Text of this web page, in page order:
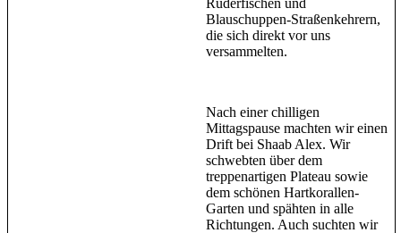
Ruderfischen und
Blauschuppen-Straßenkehrern,
die sich direkt vor uns
versammelten.
Nach einer chilligen
Mittagspause machten wir einen
Drift bei Shaab Alex. Wir
schwebten über dem
treppenartigen Plateau sowie
dem schönen Hartkorallen-
Garten und spähten in alle
Richtungen. Auch suchten wir